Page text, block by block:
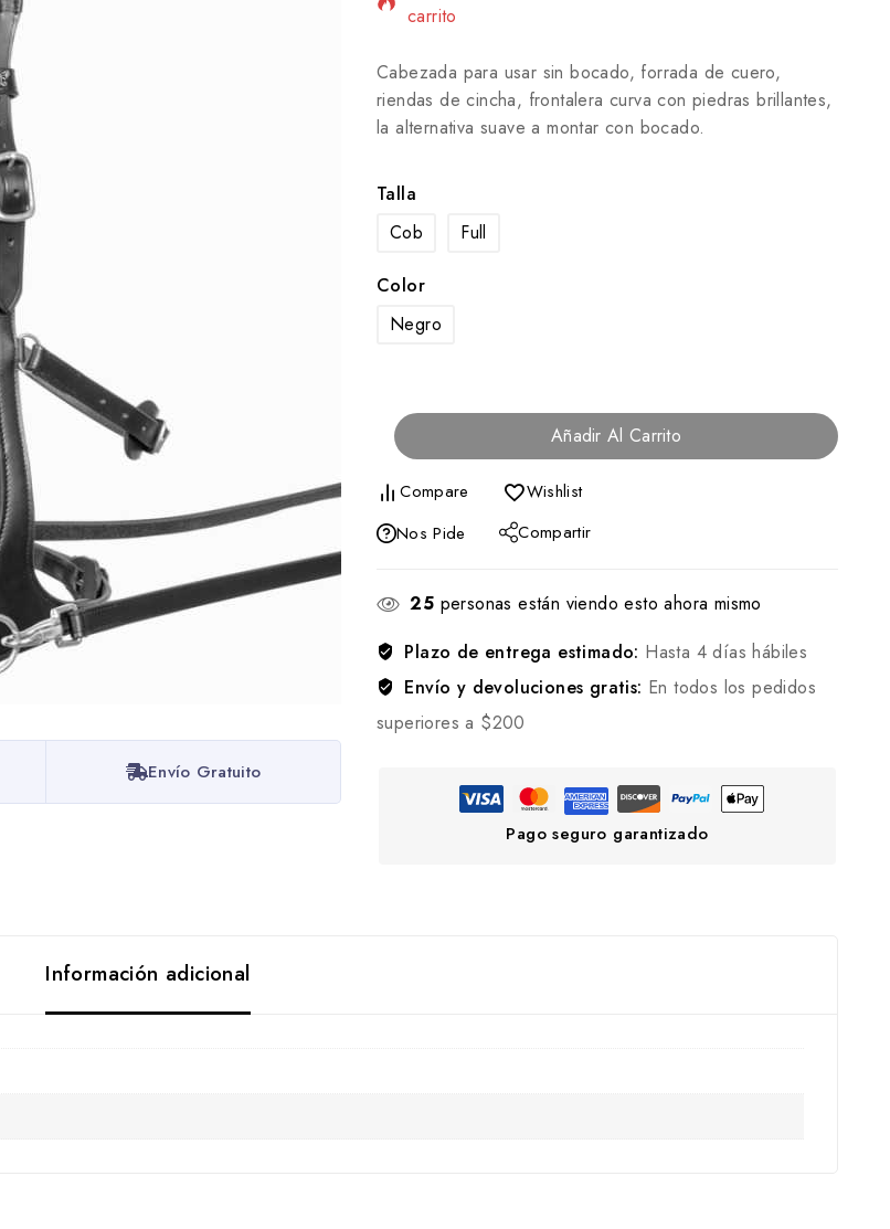
Envío Gratuito
carrito
Cabezada para usar sin bocado, forrada de cuero,
riendas de cincha, frontalera curva con piedras brillantes,
la alternativa suave a montar con bocado.
Talla
Cob
Full
Color
Negro
Añadir Al Carrito
Compare
Wishlist
Nos Pide
Compartir
25 personas están viendo esto ahora mismo
Plazo de entrega estimado: Hasta 4 días hábiles
Envío y devoluciones gratis: En todos los pedidos
superiores a $200
Pago seguro garantizado
Información adicional